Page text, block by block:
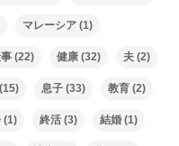
マレーシア (1)
(22) 健康 (32) 夫 (2)
(15) 息子 (33) 教育 (2)
(1) 終活 (3) 結婚 (1)